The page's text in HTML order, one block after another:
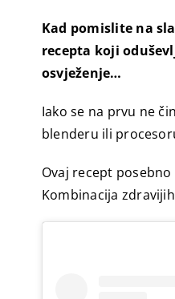
Kad pomislite na
recepta koji
osvježenje…
Iako se na prvu ne
blenderu ili
Ovaj recept
Kombinacija